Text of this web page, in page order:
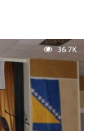
36.7K